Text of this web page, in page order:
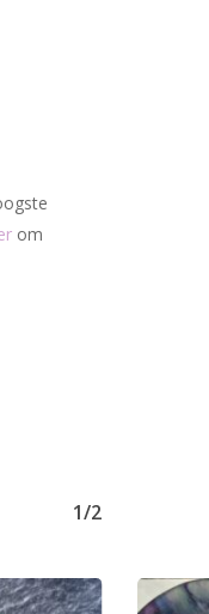
om
1/2